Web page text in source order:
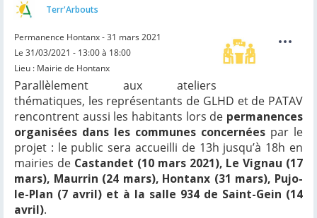
Terr'Arbouts
Permanence Hontanx - 31 mars 2021
Le 31/03/2021 - 13:00 à 18:00
Lieu : Mairie de Hontanx
Parallèlement aux ateliers
thématiques, les représentants de GLHD et de PATAV
rencontrent aussi les habitants lors de permanences
organisées dans les communes concernées par le
projet : le public sera accueilli de 13h jusqu’à 18h en
mairies de Castandet (10 mars 2021), Le Vignau (17
mars), Maurrin (24 mars), Hontanx (31 mars), Pujo-
le-Plan (7 avril) et à la salle 934 de Saint-Gein (14
avril).